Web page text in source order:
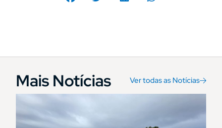
Mais Notícias Ver todas as Notícias